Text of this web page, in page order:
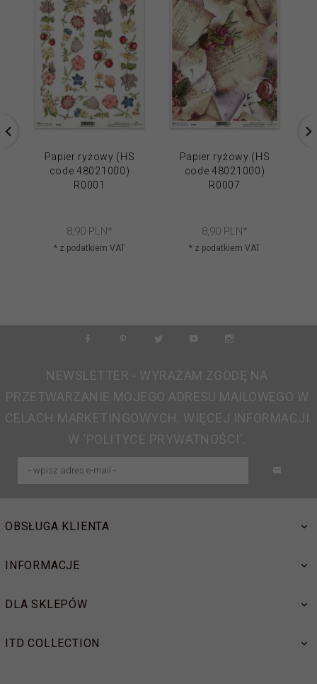
Papier ryżowy (HS
code 48021000)
R0001
8, 90 PLN*
* z podatkiem VAT
Papier ryżowy (HS
code 48021000)
R0007
8, 90 PLN*
* z podatkiem VAT
NEWSLETTER - WYRAŻAM ZGODĘ NA
PRZETWARZANIE MOJEGO ADRESU MAILOWEGO W
CELACH MARKETINGOWYCH. WIĘCEJ INFORMACJI
W 'POLITYCE PRYWATNOŚCI'.
OBSŁUGA KLIENTA
INFORMACJE
DLA SKLEPÓW
ITD COLLECTION